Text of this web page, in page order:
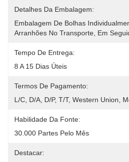
Detalhes Da Embalagem:
Embalagem De Bolhas
Arranhões No Transporte, Em
Tempo De Entrega:
8 A 15 Dias Úteis
Termos De Pagamento:
L/C, D/A, D/P, T/T, Western Union,
Habilidade Da Fonte:
30.000 Partes Pelo Mês
Destacar: